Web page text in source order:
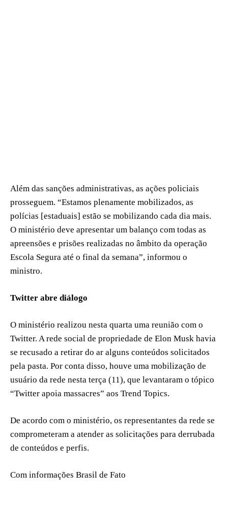
Além das sanções administrativas, as ações policiais
prosseguem. “Estamos plenamente mobilizados, as
polícias [estaduais] estão se mobilizando cada dia mais.
O ministério deve apresentar um balanço com todas as
apreensões e prisões realizadas no âmbito da operação
Escola Segura até o final da semana”, informou o
ministro.
Twitter abre diálogo
O ministério realizou nesta quarta uma reunião com o
Twitter. A rede social de propriedade de Elon Musk havia
se recusado a retirar do ar alguns conteúdos solicitados
pela pasta. Por conta disso, houve uma mobilização de
usuário da rede nesta terça (11), que levantaram o tópico
“Twitter apoia massacres” aos Trend Topics.
De acordo com o ministério, os representantes da rede se
comprometeram a atender as solicitações para derrubada
de conteúdos e perfis.
Com informações Brasil de Fato